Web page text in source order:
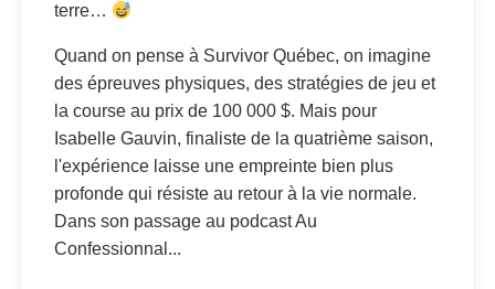
terre…
Quand on pense à Survivor Québec, on imagine
des épreuves physiques, des stratégies de jeu et
la course au prix de 100 000 $. Mais pour
Isabelle Gauvin, finaliste de la quatrième saison,
l'expérience laisse une empreinte bien plus
profonde qui résiste au retour à la vie normale.
Dans son passage au podcast Au
Confessionnal...